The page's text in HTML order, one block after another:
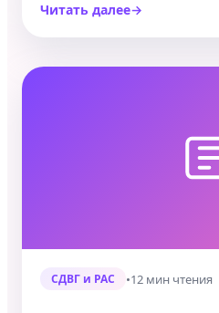
Читать далее
СДВГ и РАС •12 мин чтения